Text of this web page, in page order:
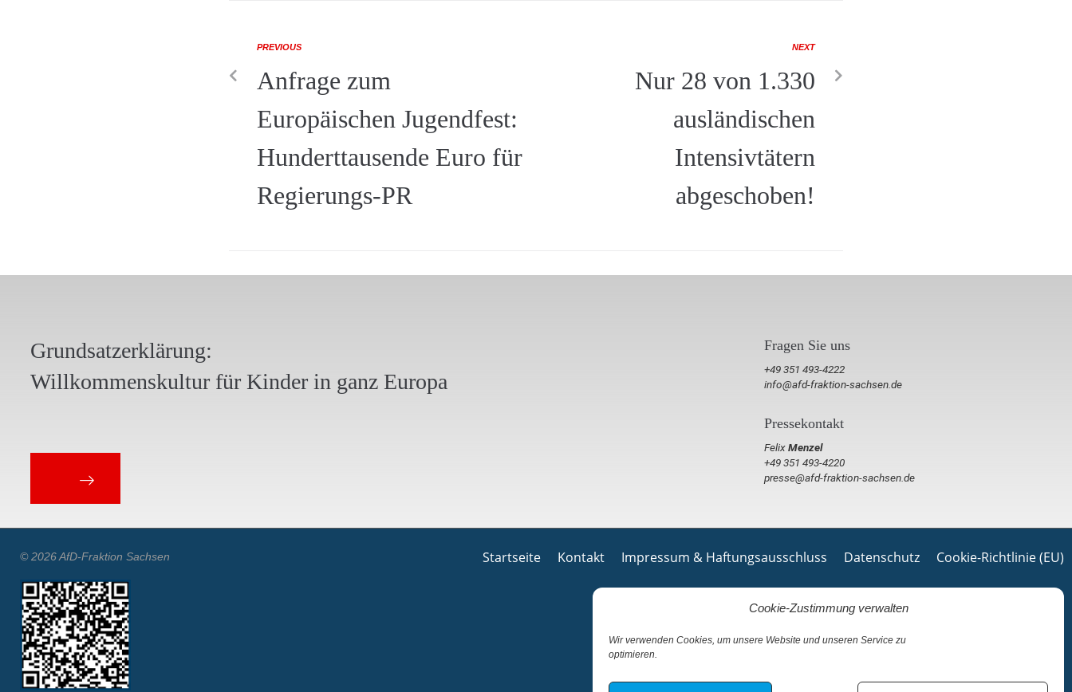
Cookie-Zustimmung verwalten
Wir verwenden Cookies, um unsere Website und unseren Service zu
optimieren.
PREVIOUS
Anfrage zum
Europäischen Jugendfest:
Hunderttausende Euro für
Regierungs-PR
NEXT
Nur 28 von 1.330
ausländischen
Intensivtätern
abgeschoben!
Grundsatzerklärung:
Willkommenskultur für Kinder in ganz Europa
Fragen Sie uns
+49 351 493-4222
info@afd-fraktion-sachsen.de
Pressekontakt
FelixMenzel
+49 351 493-4220
presse@afd-fraktion-sachsen.de
© 2026 AfD-Fraktion Sachsen Startseite Kontakt Impressum & Haftungsausschluss Datenschutz Cookie-Richtlinie (EU)